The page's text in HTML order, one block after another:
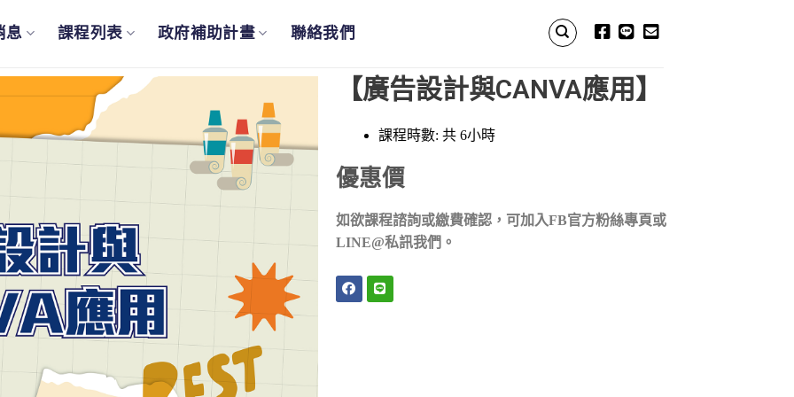
息 課程列表 政府補助計畫 聯絡我們
【廣告設計與CANVA應用】
課程時數: 共 6小時
優惠價
如欲課程諮詢或繳費確認， 可加入FB官方粉絲專頁或
LINE@私訊我們。